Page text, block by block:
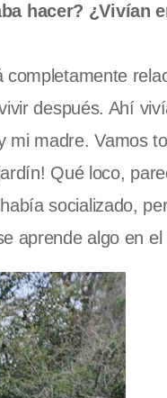
hacer? ¿Vivían
después. Ahí
mi madre. Vamos
Qué loco,
socializado,
aprende algo en el